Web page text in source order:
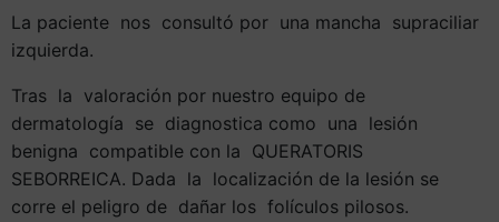
La paciente nos consultó por una mancha supraciliar
izquierda.
Tras la valoración por nuestro equipo de
dermatología se diagnostica como una lesión
benigna compatible con la QUERATORIS
SEBORREICA. Dada la localización de la lesión se
corre el peligro de dañar los folículos pilosos.